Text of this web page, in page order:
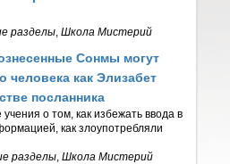
разделы ,Школа Мистерий
Сонмы могут
человека как Элизабет
посланника
о том, как избежать ввода в
как злоупотребляли
разделы ,Школа Мистерий